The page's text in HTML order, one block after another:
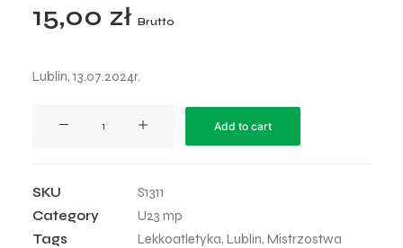
15,00 zł Brutto
Lublin, 13.07.2024r.
-
2024
-
Add to cart
SKU
S1311
Category
U23 mp
Tags
Lekkoatletyka, Lublin, Mistrzostwa